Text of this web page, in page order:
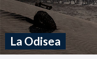
La Odisea